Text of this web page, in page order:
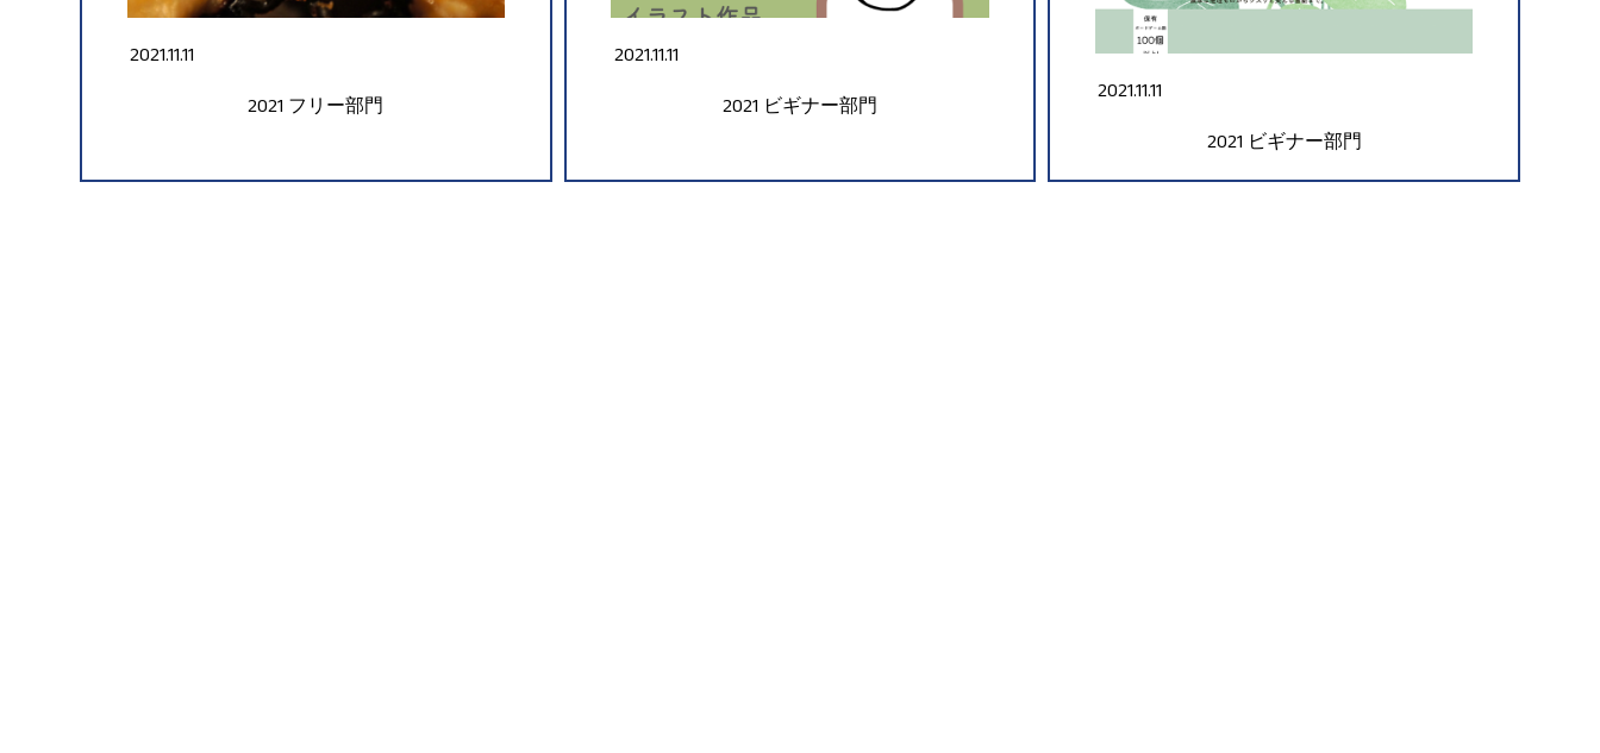
2021.11.11
2021 フリー部門
2021.11.11
2021 ビギナー部門
2021.11.11
2021 ビギナー部門